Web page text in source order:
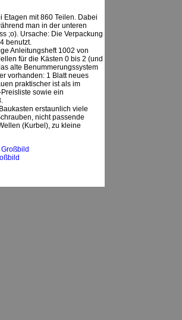
Etagen mit 860 Teilen. Dabei
man in der unteren
;o). Ursache: Die Verpackung
benutzt.
Anleitungsheft 1002 von
für die Kästen 0 bis 2 (und
alte Benummerungssystem
vorhanden: 1 Blatt neues
praktischer ist als im
sowie ein
erstaunlich viele
nicht passende
(Kurbel), zu kleine
Großbild